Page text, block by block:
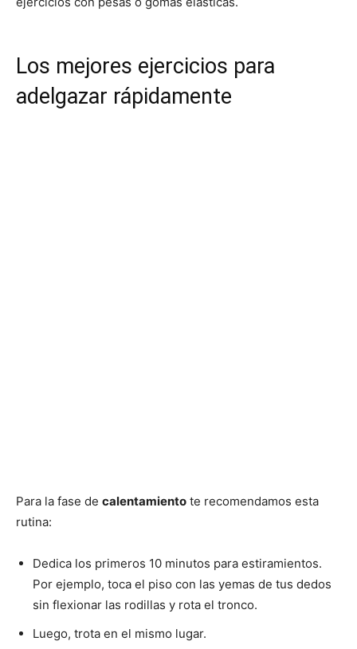
Los mejores ejercicios para
adelgazar rápidamente
Para la fase de calentamiento te recomendamos esta
rutina:
Dedica los primeros 10 minutos para estiramientos.
Por ejemplo, toca el piso con las yemas de tus dedos
sin flexionar las rodillas y rota el tronco.
Luego, trota en el mismo lugar.